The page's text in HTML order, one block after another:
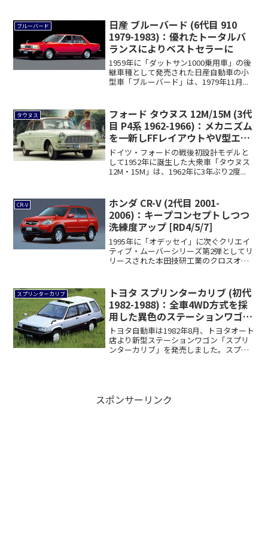
ブルーバード
日産 ブルーバード (6代目 910
1979-1983)：優れたトータルバ
ランスによりベストセラーに
1959年に「ダットサン1000乗用車」の後
継車種として発売された日産自動車の小
型車「ブルーバード」は、1979年11月...
タウヌス
フォード タウヌス 12M/15M (3代
目 P4系 1962-1966)：メカニズム
を一新しFFレイアウトやV型エン
ジンを採用
ドイツ・フォードの戦後初設計モデルと
して1952年に誕生した大衆車「タウヌス
12M・15M」は、1962年に3年ぶり2度...
CR-V
ホンダ CR-V (2代目 2001-
2006)：キープコンセプトしつつ
洗練度アップ [RD4/5/7]
1995年に「オデッセイ」に次ぐクリエイ
ティブ・ムーバーシリーズ第2弾としてリ
リースされた本田技研工業のクロスオー
スプリンターカリブ
トヨタ スプリンターカリブ (初代
1982-1988)：全車4WD方式を採
用した異色のステーションワゴン
[AL25]
トヨタ自動車は1982年8月、トヨタオート
店より新型ステーションワゴン「スプリ
ンターカリブ」を発売しました。スプリ
スポンサーリンク